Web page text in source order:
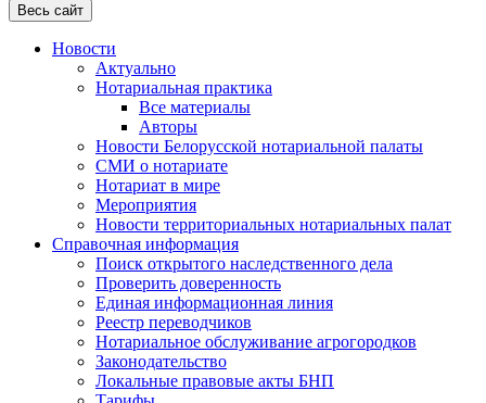
Весь сайт
Новости
Актуально
Нотариальная практика
Все материалы
Авторы
Новости Белорусской нотариальной палаты
СМИ о нотариате
Нотариат в мире
Мероприятия
Новости территориальных нотариальных палат
Справочная информация
Поиск открытого наследственного дела
Проверить доверенность
Единая информационная линия
Реестр переводчиков
Нотариальное обслуживание агрогородков
Законодательство
Локальные правовые акты БНП